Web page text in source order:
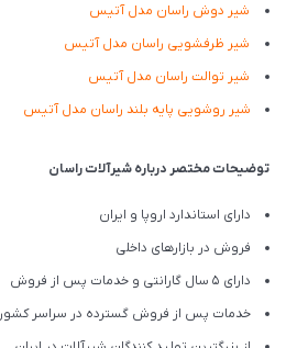
شیر دوش راسان مدل آتیس
شیر ظرفشویی راسان مدل آتیس
شیر توالت راسان مدل آتیس
شیر روشویی پایه بلند راسان مدل آتیس
توضیحات مختصر درباره شیرآلات راسان
دارای استاندارد اروپا و ایران
فروش در بازارهای داخلی
دارای 5 سال گارانتی و خدمات پس از فروش
خدمات پس از فروش گسترده در سراسر کشور